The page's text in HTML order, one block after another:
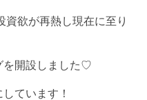
資欲が再熱し現在に至り
を開設しました♡
ています！